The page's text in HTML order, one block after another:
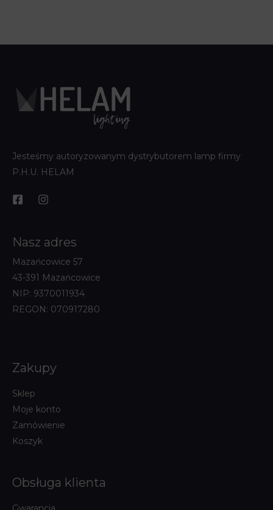
Jesteśmy autoryzowanym dystrybutorem lamp firmy
P.H.U. HELAM
Nasz adres
Mazańcowice 57
43-391 Mazańcowice
NIP: 9370011934
REGON: 070917280
Zakupy
Sklep
Moje konto
Zamówienie
Koszyk
Obsługa klienta